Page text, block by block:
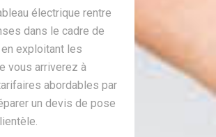
électrique rentre
dans le cadre de
exploitant les
vous arriverez à
abordables par
un devis de pose